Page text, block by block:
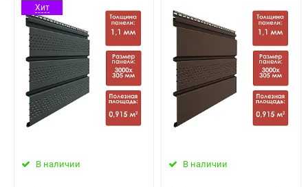
Хит
В наличии В наличии